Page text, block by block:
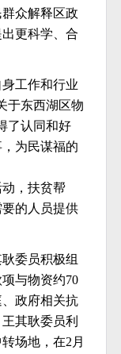
众解释区政
更科学、合
工作和行业
于东西湖区物
了认同和好
为民谋福的
，扶贫帮
的人员提供
委员积极组
与物资约70
政府相关抗
其耿委员利
场地，在2月